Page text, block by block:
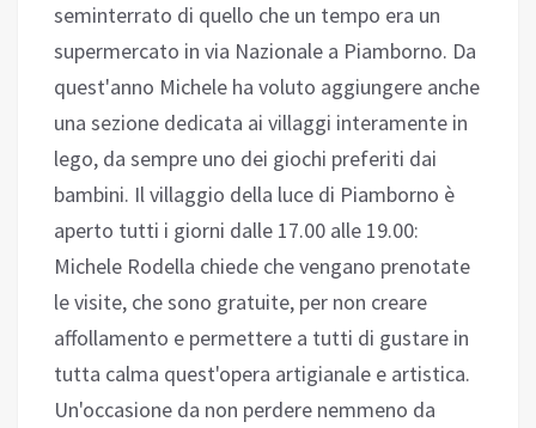
seminterrato di quello che un tempo era un
supermercato in via Nazionale a Piamborno. Da
quest'anno Michele ha voluto aggiungere anche
una sezione dedicata ai villaggi interamente in
lego, da sempre uno dei giochi preferiti dai
bambini. Il villaggio della luce di Piamborno è
aperto tutti i giorni dalle 17.00 alle 19.00:
Michele Rodella chiede che vengano prenotate
le visite, che sono gratuite, per non creare
affollamento e permettere a tutti di gustare in
tutta calma quest'opera artigianale e artistica.
Un'occasione da non perdere nemmeno da